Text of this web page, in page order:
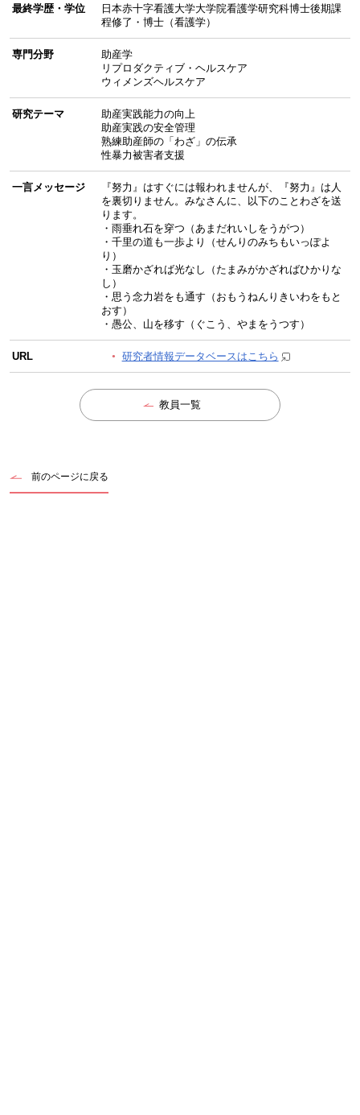
最終学歴・学位
日本赤十字看護大学大学院看護学研究科博士後期課
程修了・博士（看護学）
専門分野
助産学
リプロダクティブ・ヘルスケア
ウィメンズヘルスケア
研究テーマ
助産実践能力の向上
助産実践の安全管理
熟練助産師の「わざ」の伝承
性暴力被害者支援
一言メッセージ
『努力』はすぐには報われませんが、『努力』は人
を裏切りません。みなさんに、以下のことわざを送
ります。
・雨垂れ石を穿つ（あまだれいしをうがつ）
・千里の道も一歩より（せんりのみちもいっぽよ
り）
・玉磨かざれば光なし（たまみがかざればひかりな
し）
・思う念力岩をも通す（おもうねんりきいわをもと
おす）
・愚公、山を移す（ぐこう、やまをうつす）
URL 研究者情報データベースはこちら
教員一覧
前のページに戻る